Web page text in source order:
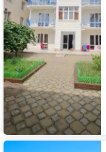
Гостевой